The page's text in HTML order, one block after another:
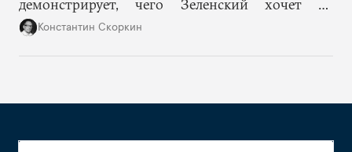
демонстрирует, чего Зеленский хочет от
высшего военного руководства: продолжить
Константин Скоркин